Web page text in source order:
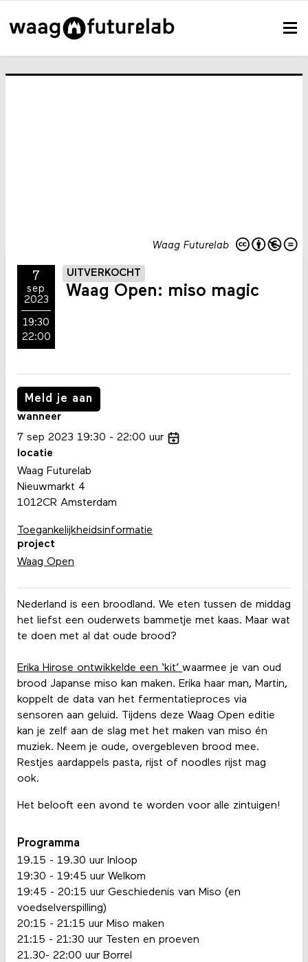
Waag Futurelab
7
sep
2023
19:30
22:00
UITVERKOCHT
Waag Open: miso magic
Nederland is een broodland. We eten tussen de middag
het liefst een ouderwets bammetje met kaas. Maar wat
te doen met al dat oude brood?
Erika Hirose ontwikkelde een ‘kit’ waarmee je van oud
brood Japanse miso kan maken. Erika haar man, Martin,
koppelt de data van het fermentatieproces via
sensoren aan geluid. Tijdens deze Waag Open editie
kan je zelf aan de slag met het maken van miso én
muziek. Neem je oude, overgebleven brood mee.
Restjes aardappels pasta, rijst of noodles rijst mag
ook.
Het belooft een avond te worden voor alle zintuigen!
Programma
19.15 - 19.30 uur Inloop
19:30 - 19:45 uur Welkom
19:45 - 20:15 uur Geschiedenis van Miso (en
voedselverspilling)
20:15 - 21:15 uur Miso maken
21:15 - 21:30 uur Testen en proeven
21.30- 22:00 uur Borrel
Meld je aan
wanneer
7 sep 2023 19:30 22:00 uur
locatie
Waag Futurelab
Nieuwmarkt 4
1012CR Amsterdam
Toegankelijkheidsinformatie
project
Waag Open